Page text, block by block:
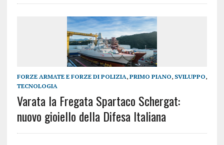
FORZE ARMATE E FORZE DI POLIZIA, PRIMO PIANO, SVILUPPO,
TECNOLOGIA
Varata la Fregata Spartaco Schergat:
nuovo gioiello della Difesa Italiana